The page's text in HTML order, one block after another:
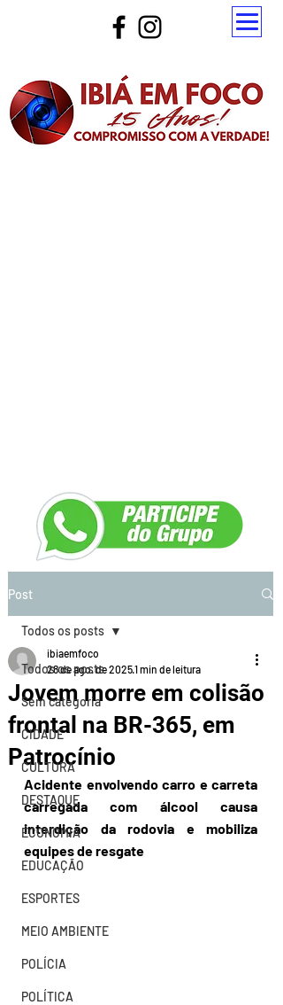
Post
Todos os posts
Sem categoria
CIDADE
CULTURA
DESTAQUE
ECONOMIA
EDUCAÇÃO
ESPORTES
MEIO AMBIENTE
POLÍCIA
POLÍTICA
Todos os posts
Jovem morre em colisão
frontal na BR-365, em
Patrocínio
ibiaemfoco
28 de ago. de 20251 min de leitura
Acidente envolvendo carro e carreta
carregada com álcool causa
interdição da rodovia e mobiliza
equipes de resgate